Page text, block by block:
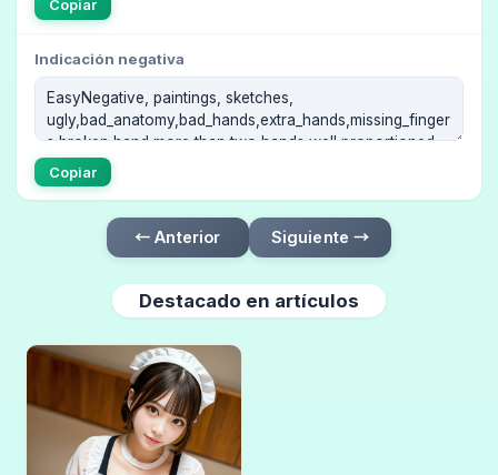
Copiar
Indicación negativa
Copiar
← Anterior Siguiente →
Destacado en artículos